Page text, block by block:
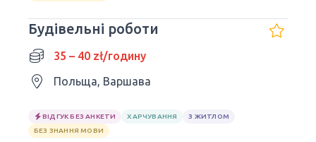
Будівельні роботи
35 – 40 zł/годину
Польща, Варшава
ВІДГУК БЕЗ АНКЕТИ ХАРЧУВАННЯ
З ЖИТЛОМ
БЕЗ ЗНАННЯ МОВИ